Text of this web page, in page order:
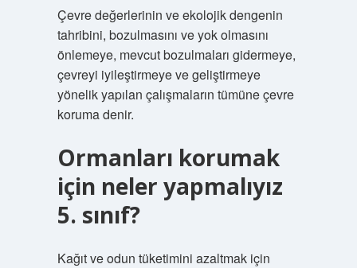
Çevre değerlerinin ve ekolojik dengenin
tahribini, bozulmasını ve yok olmasını
önlemeye, mevcut bozulmaları gidermeye,
çevreyi iyileştirmeye ve geliştirmeye
yönelik yapılan çalışmaların tümüne çevre
koruma denir.
Ormanları korumak
için neler yapmalıyız
5. sınıf?
Kağıt ve odun tüketimini azaltmak için